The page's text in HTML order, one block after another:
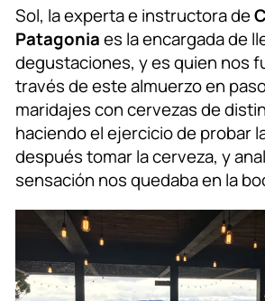
Sol, la experta e instructora de
Patagoniaes la encargada de
degustaciones, y es quien nos
través de este almuerzo en
maridajes con cervezas de
haciendo el ejercicio de probar
después tomar la cerveza, y
sensación nos quedaba en la